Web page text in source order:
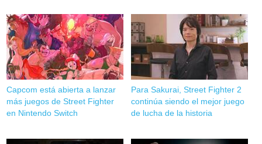
Capcom está abierta a lanzar
más juegos de Street Fighter
en Nintendo Switch
Para Sakurai, Street Fighter 2
continúa siendo el mejor juego
de lucha de la historia